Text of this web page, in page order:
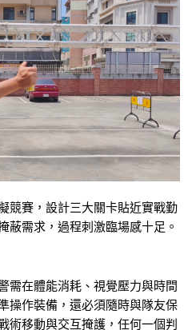
競賽，設計三大關卡貼近實戰勤
蔽需求，過程刺激臨場感十足。
需在體能消耗、視覺壓力與時間
操作裝備，還必須隨時與隊友保
術移動與交互掩護，任何一個判